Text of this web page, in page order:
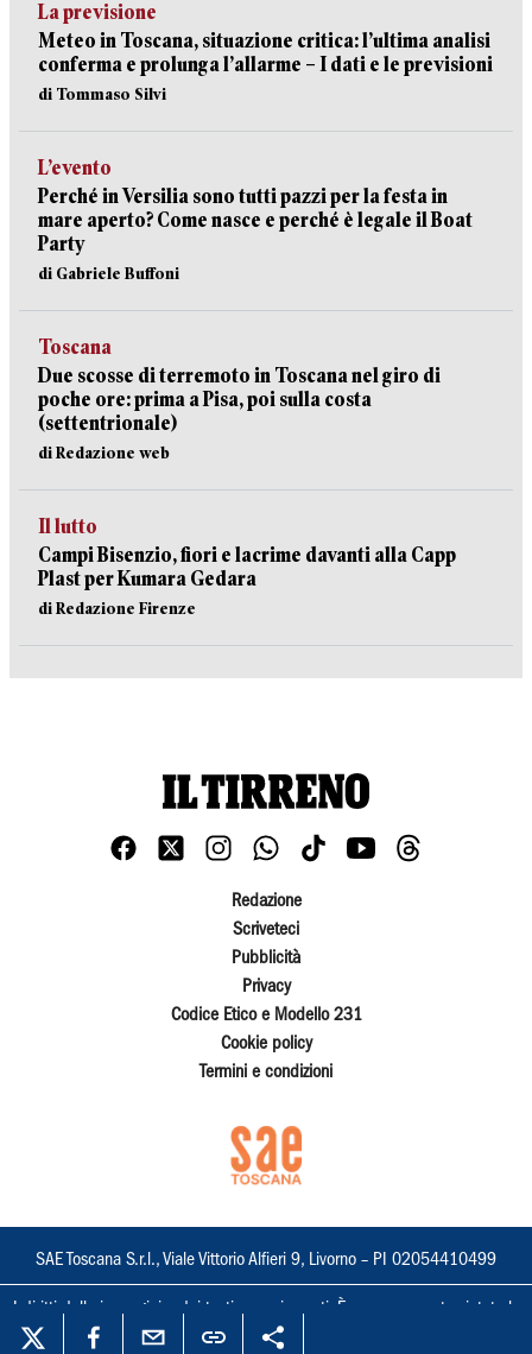
La previsione
Meteo in Toscana, situazione critica: l’ultima analisi
conferma e prolunga l’allarme – I dati e le previsioni
di Tommaso Silvi
L’evento
Perché in Versilia sono tutti pazzi per la festa in
mare aperto? Come nasce e perché è legale il Boat
Party
di Gabriele Buffoni
Toscana
Due scosse di terremoto in Toscana nel giro di
poche ore: prima a Pisa, poi sulla costa
(settentrionale)
di Redazione web
Il lutto
Campi Bisenzio, fiori e lacrime davanti alla Capp
Plast per Kumara Gedara
di Redazione Firenze
Redazione
Scriveteci
Pubblicità
Privacy
Codice Etico e Modello 231
Cookie policy
Termini e condizioni
SAE Toscana S.r.l., Viale Vittorio Alfieri 9, Livorno – PI 02054410499
I diritti delle immagini e dei testi sono riservati. È espressamente vietata la
loro riproduzione con qualsiasi mezzo e l'adattamento totale o parziale.